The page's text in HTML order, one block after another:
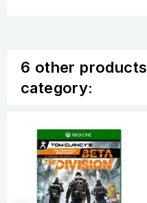
6 other
category: